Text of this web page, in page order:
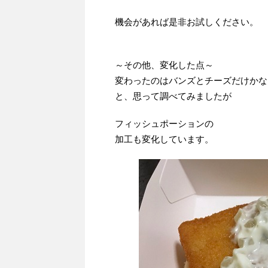
機会があれば是非お試しください。
～その他、変化した点～
変わったのはバンズとチーズだけか
と、思って調べてみましたが
フィッシュポーションの
加工も変化しています。